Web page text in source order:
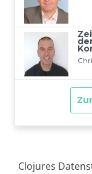
Clojures